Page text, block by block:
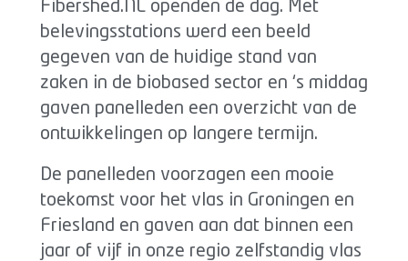
Fibershed.NL openden de dag. Met
belevingsstations werd een beeld
gegeven van de huidige stand van
zaken in de biobased sector en ‘s middag
gaven panelleden een overzicht van de
ontwikkelingen op langere termijn.
De panelleden voorzagen een mooie
toekomst voor het vlas in Groningen en
Friesland en gaven aan dat binnen een
jaar of vijf in onze regio zelfstandig vlas